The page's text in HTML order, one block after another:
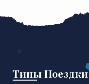
Типы Поездки